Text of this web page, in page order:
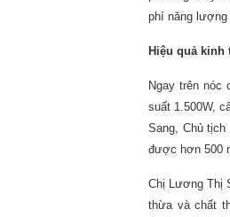
phí năng lượng
Hiệu quả
Ngay trên nóc
suất 1.500W,
Sang, Chủ
được hơn 500
Chị Lương Thị
thừa và chất